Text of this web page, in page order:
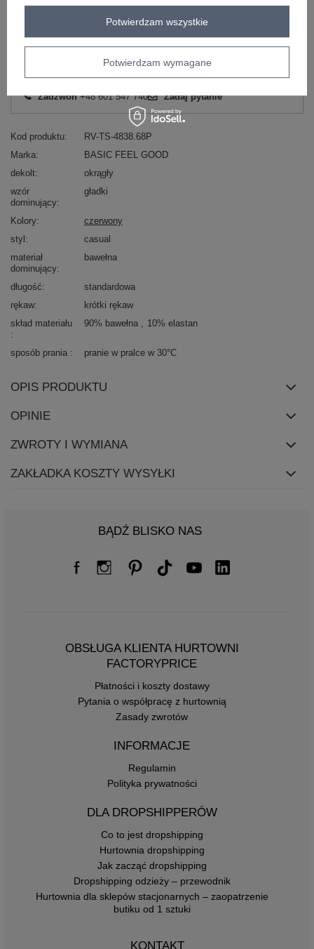
ZALOGUJ SIĘ I ZOBACZ CENĘ
Masz pytanie? Chętnie pomożemy.
Zadzwoń+48 601 547 740 Zadaj pytanie
Kod produktu
RV-TS-4838.68P
Marka
BASIC FEEL GOOD
dekolt
okrągły
wzór
dominujący
gładki
Kolory
czerwony
styl
casual
materiał
dominujący
bawełna
długość
standardowa
rękaw
krótki rękaw
skład materiału
90% bawełna 10% elastan
sposób prania pranie w pralce w 30°C
OPIS PRODUKTU
OPINIE
ZWROTY I WYMIANA
ZAKŁADKA KOSZTY WYSYŁKI
BĄDŹ BLISKO NAS
OBSŁUGA KLIENTA HURTOWNI
FACTORYPRICE
Płatności i koszty dostawy
Pytania o współpracę z hurtownią
Zasady zwrotów
INFORMACJE
Regulamin
Polityka prywatności
DLA DROPSHIPPERÓW
Co to jest dropshipping
Hurtownia dropshipping
Jak zacząć dropshipping
Dropshipping odzieży – przewodnik
Hurtownia dla sklepów stacjonarnych – zaopatrzenie
butiku od 1 sztuki
KONTAKT
Potwierdzam wymagane
Potwierdzam wszystkie